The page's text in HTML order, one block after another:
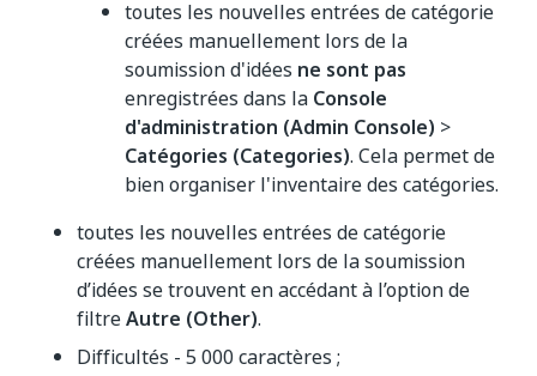
toutes les nouvelles entrées de catégorie
créées manuellement lors de la
soumission d'idées ne sont pas
enregistrées dans la Console
d'administration (Admin Console) >
Catégories (Categories). Cela permet de
bien organiser l'inventaire des catégories.
toutes les nouvelles entrées de catégorie
créées manuellement lors de la soumission
d’idées se trouvent en accédant à l’option de
filtreAutre (Other).
Difficultés - 5 000 caractères ;